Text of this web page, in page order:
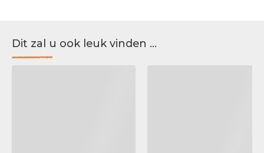
Dit zal u ook leuk vinden ...